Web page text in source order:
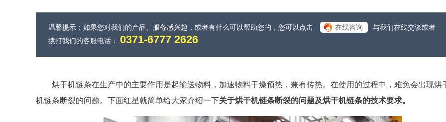
温馨提示：如果您对我们的产品、服务感兴趣，或者有什么可以帮助您的，您可以点击 在线咨询
与我们在线交谈或者
拨打我们的客服电话： 0371-6777 2626
烘干机链条在生产中的主要作用是起输送物料，加速物料干燥预热，兼有传热。在使用的过程中，难免会出现烘
机链条断裂的问题。下面红星就简单给大家介绍一下关于烘干机链条断裂的问题及烘干机链条的技术要求。